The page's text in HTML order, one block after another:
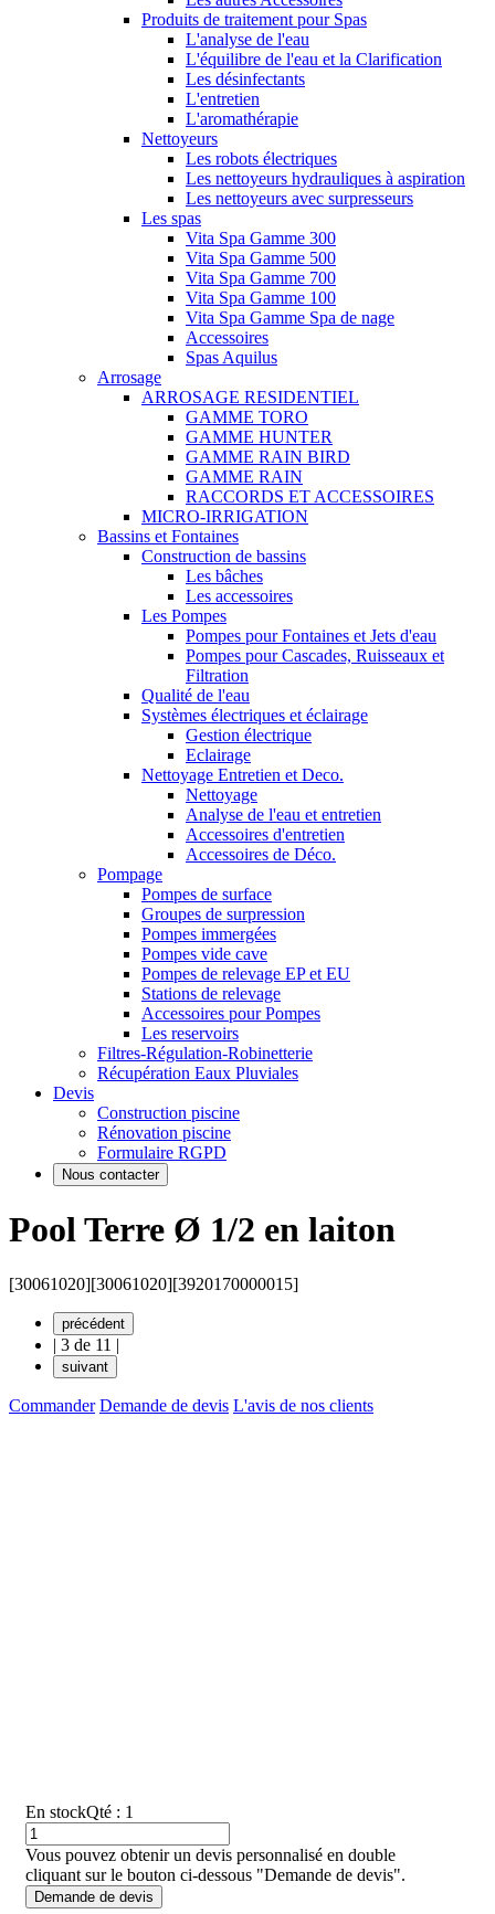
Produits de traitement pour Spas
L'analyse de l'eau
L'équilibre de l'eau et la Clarification
Les désinfectants
L'entretien
L'aromathérapie
Nettoyeurs
Les robots électriques
Les nettoyeurs hydrauliques à aspiration
Les nettoyeurs avec surpresseurs
Les spas
Vita Spa Gamme 300
Vita Spa Gamme 500
Vita Spa Gamme 700
Vita Spa Gamme 100
Vita Spa Gamme Spa de nage
Accessoires
Spas Aquilus
Arrosage
ARROSAGE RESIDENTIEL
GAMME TORO
GAMME HUNTER
GAMME RAIN BIRD
GAMME RAIN
RACCORDS ET ACCESSOIRES
MICRO-IRRIGATION
Bassins et Fontaines
Construction de bassins
Les bâches
Les accessoires
Les Pompes
Pompes pour Fontaines et Jets d'eau
Pompes pour Cascades, Ruisseaux et
Filtration
Qualité de l'eau
Systèmes électriques et éclairage
Gestion électrique
Eclairage
Nettoyage Entretien et Deco.
Nettoyage
Analyse de l'eau et entretien
Accessoires d'entretien
Accessoires de Déco.
Pompage
Pompes de surface
Groupes de surpression
Pompes immergées
Pompes vide cave
Pompes de relevage EP et EU
Stations de relevage
Accessoires pour Pompes
Les reservoirs
Filtres-Régulation-Robinetterie
Récupération Eaux Pluviales
Devis
Construction piscine
Rénovation piscine
Formulaire RGPD
Nous contacter
Pool Terre Ø 1/2 en laiton
[30061020][30061020][3920170000015]
précédent
| 3 de 11 |
suivant
Commander Demande de devis L'avis de nos clients
En stockQté : 1
Vous pouvez obtenir un devis personnalisé en double
cliquant sur le bouton ci-dessous "Demande de devis".
Demande de devis